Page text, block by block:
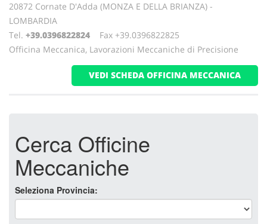
20872 Cornate D'Adda (MONZA E DELLA BRIANZA) -
LOMBARDIA
Tel. +39.0396822824 Fax +39.0396822825
Officina Meccanica, Lavorazioni Meccaniche di Precisione
VEDI SCHEDA OFFICINA MECCANICA
Cerca Officine
Meccaniche
Seleziona Provincia: